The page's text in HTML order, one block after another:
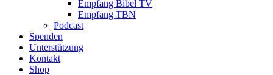
Empfang Bibel TV
Empfang TBN
Podcast
Spenden
Unterstützung
Kontakt
Shop